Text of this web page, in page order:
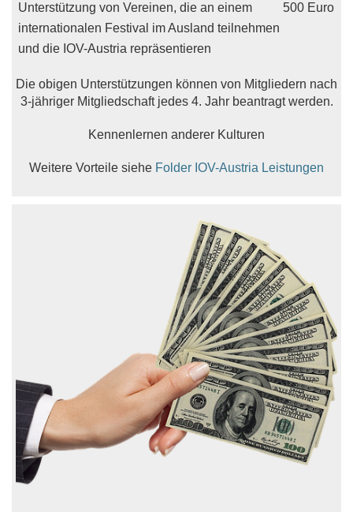
Unterstützung von Vereinen, die an einem
500 Euro
internationalen Festival im Ausland teilnehmen
und die IOV-Austria repräsentieren
Die obigen Unterstützungen können von Mitgliedern nach
3-jähriger Mitgliedschaft jedes 4. Jahr beantragt werden.
Kennenlernen anderer Kulturen
Weitere Vorteile siehe Folder IOV-Austria Leistungen